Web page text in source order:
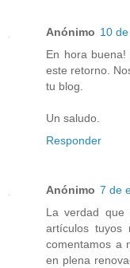
Anónimo 10
En hora
este retorno.
tu blog.
Un saludo.
Responder
Anónimo 7 de
La verdad que
artículos tuyos
comentamos a
en plena